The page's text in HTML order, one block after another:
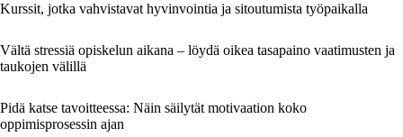
Kurssit, jotka vahvistavat hyvinvointia ja sitoutumista työpaikalla
Vältä stressiä opiskelun aikana – löydä oikea tasapaino vaatimusten ja
taukojen välillä
Pidä katse tavoitteessa: Näin säilytät motivaation koko
oppimisprosessin ajan